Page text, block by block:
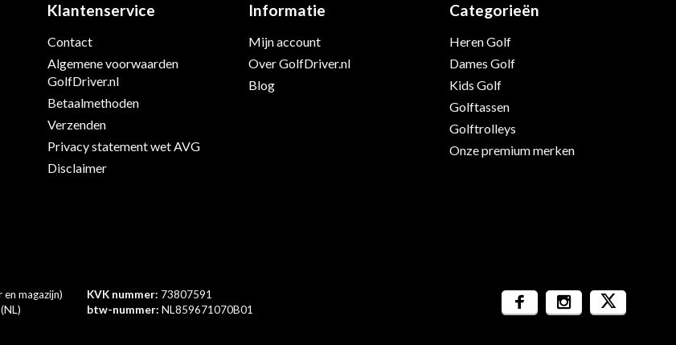
Klantenservice
Contact
Algemene voorwaarden
GolfDriver.nl
Betaalmethoden
Verzenden
Privacy statement wet AVG
Disclaimer
Informatie
Mijn account
Over GolfDriver.nl
Blog
Categorieën
Heren Golf
Dames Golf
Kids Golf
Golftassen
Golftrolleys
Onze premium merken
magazijn)
KVK nummer: 73807591
btw-nummer: NL859671070B01